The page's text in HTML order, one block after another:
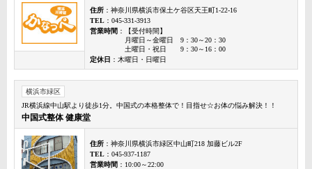
住所 ：神奈川県横浜市保土ケ谷区天王町1-22-16
TEL ：045-331-3913
営業時間 ：【受付時間】
月曜日～金曜日 9：30～20：30
土曜日・祝日 9：30～16：00
定休日 ：木曜日・日曜日
横浜市緑区
JR横浜線中山駅より徒歩1分。中国式の本格整体で！目指せ☆お体の悩み解決！！
中国式整体 健康堂
住所 ：神奈川県横浜市緑区中山町218 加藤ビル2F
TEL ：045-937-1187
営業時間 ：10:00～22:00